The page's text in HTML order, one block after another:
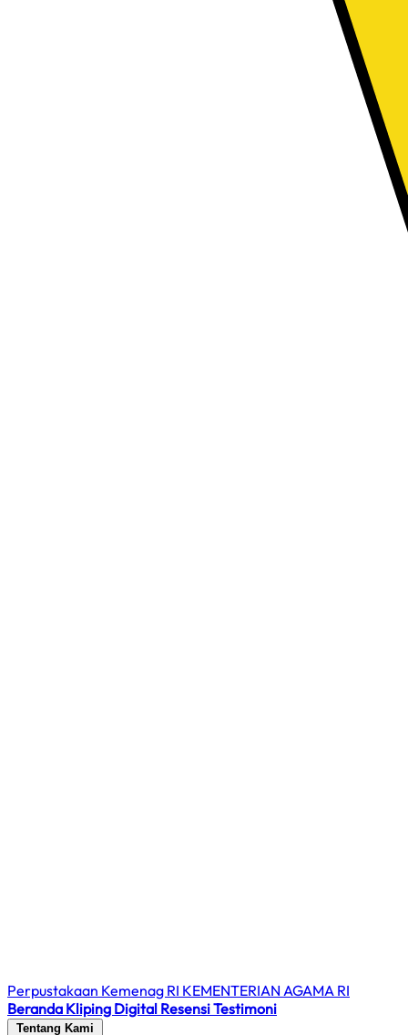
Perpustakaan Kemenag RI KEMENTERIAN AGAMA RI
Beranda Kliping Digital ResensiTestimoni
Tentang Kami